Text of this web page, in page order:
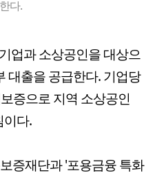
다.
업과 소상공인을 대상으
대출을 공급한다. 기업당
증으로 지역 소상공인
이다.
증재단과 '포용금융 특화